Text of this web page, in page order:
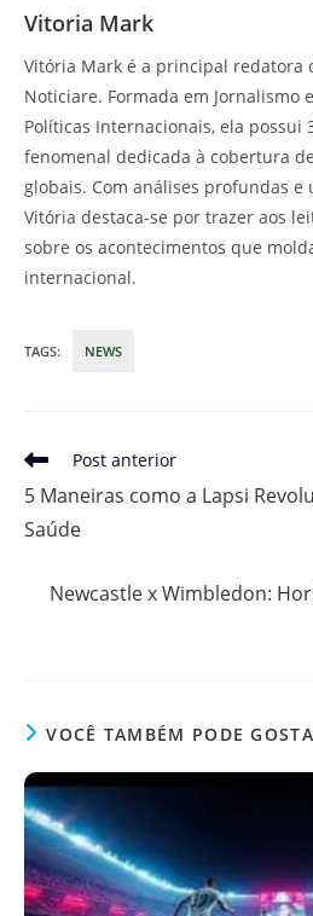
Vitoria Mark
Vitória Mark é a principal redatora
Noticiare. Formada em Jornalismo
Políticas Internacionais, ela possui
fenomenal dedicada à cobertura
globais. Com análises profundas e
Vitória destaca-se por trazer aos
sobre os acontecimentos que
internacional.
TAGS: NEWS
Leia
artigos
Post anterior
5 Maneiras como a Lapsi
Saúde
Newcastle x Wimbledon:
VOCÊ TAMBÉM PODE